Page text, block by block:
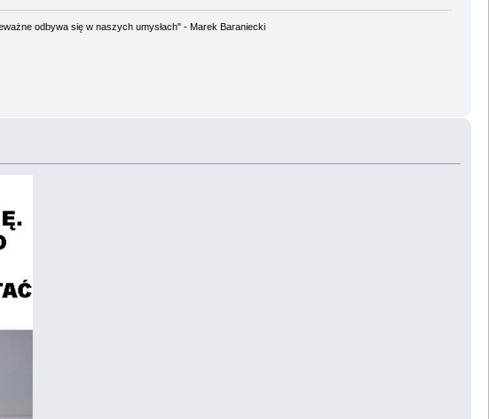
odbywa się w naszych umysłach" - Marek Baraniecki